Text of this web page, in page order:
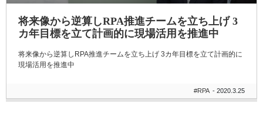
将来像から逆算しRPA推進チームを立ち上げ 3
カ年目標を立て計画的に現場活用を推進中
将来像から逆算しRPA推進チームを立ち上げ 3カ年目標を立て計画的に
現場活用を推進中
#RPA - 2020.3.25